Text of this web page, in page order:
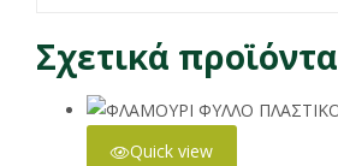
Σχετικά προϊόντα
Quick view